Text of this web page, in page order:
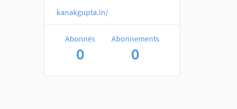
kanakgupta.in/
Abonnés
0
Abonnements
0